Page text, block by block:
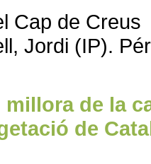
Cap de Creus
Jordi (IP).
de la
de